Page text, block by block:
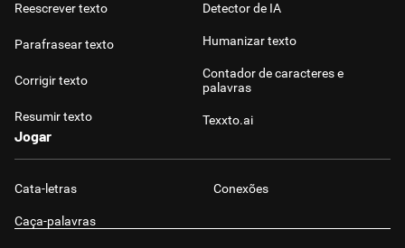
Reescrever texto
Parafrasear texto
Corrigir texto
Resumir texto
Detector de IA
Humanizar texto
Contador de caracteres e
palavras
Texxto.ai
Jogar
Cata-letras Conexões
Caça-palavras